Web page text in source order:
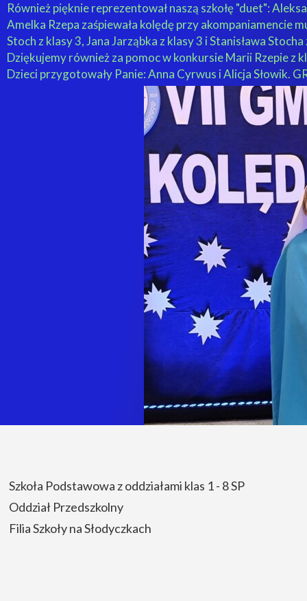
Również pięknie reprezentował naszą szkołę "duet":
Amelka Rzepa zaśpiewała kolędę przy akompaniamencie
Stoch z klasy 3, Jana Jarząbka z klasy 3 i Stanisława Stocha
Dziękujemy również za pomoc w konkursie Marii Rzepie z
Dzieci przygotowały Panie: Anna Cyrwus i Alicja Słowik.
Szkoła Podstawowa z oddziałami klas 1 - 8 SP
Oddział Przedszkolny
Filia Szkoły na Słodyczkach